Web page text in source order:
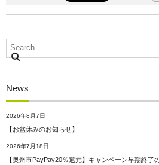
News
2026年8月7日
【お盆休みのお知らせ】
2026年7月18日
【奥州市PayPay20％還元】キャンペーン早期終了